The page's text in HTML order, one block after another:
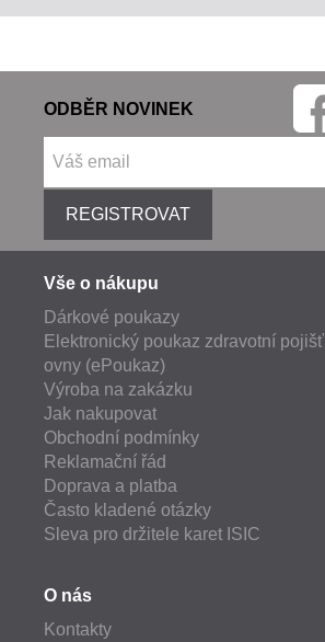
ODBĚR NOVINEK
REGISTROVAT
Vše o nákupu
Dárkové poukazy
Elektronický poukaz zdravotní pojišť
ovny (ePoukaz)
Výroba na zakázku
Jak nakupovat
Obchodní podmínky
Reklamační řád
Doprava a platba
Často kladené otázky
Sleva pro držitele karet ISIC
O nás
Kontakty